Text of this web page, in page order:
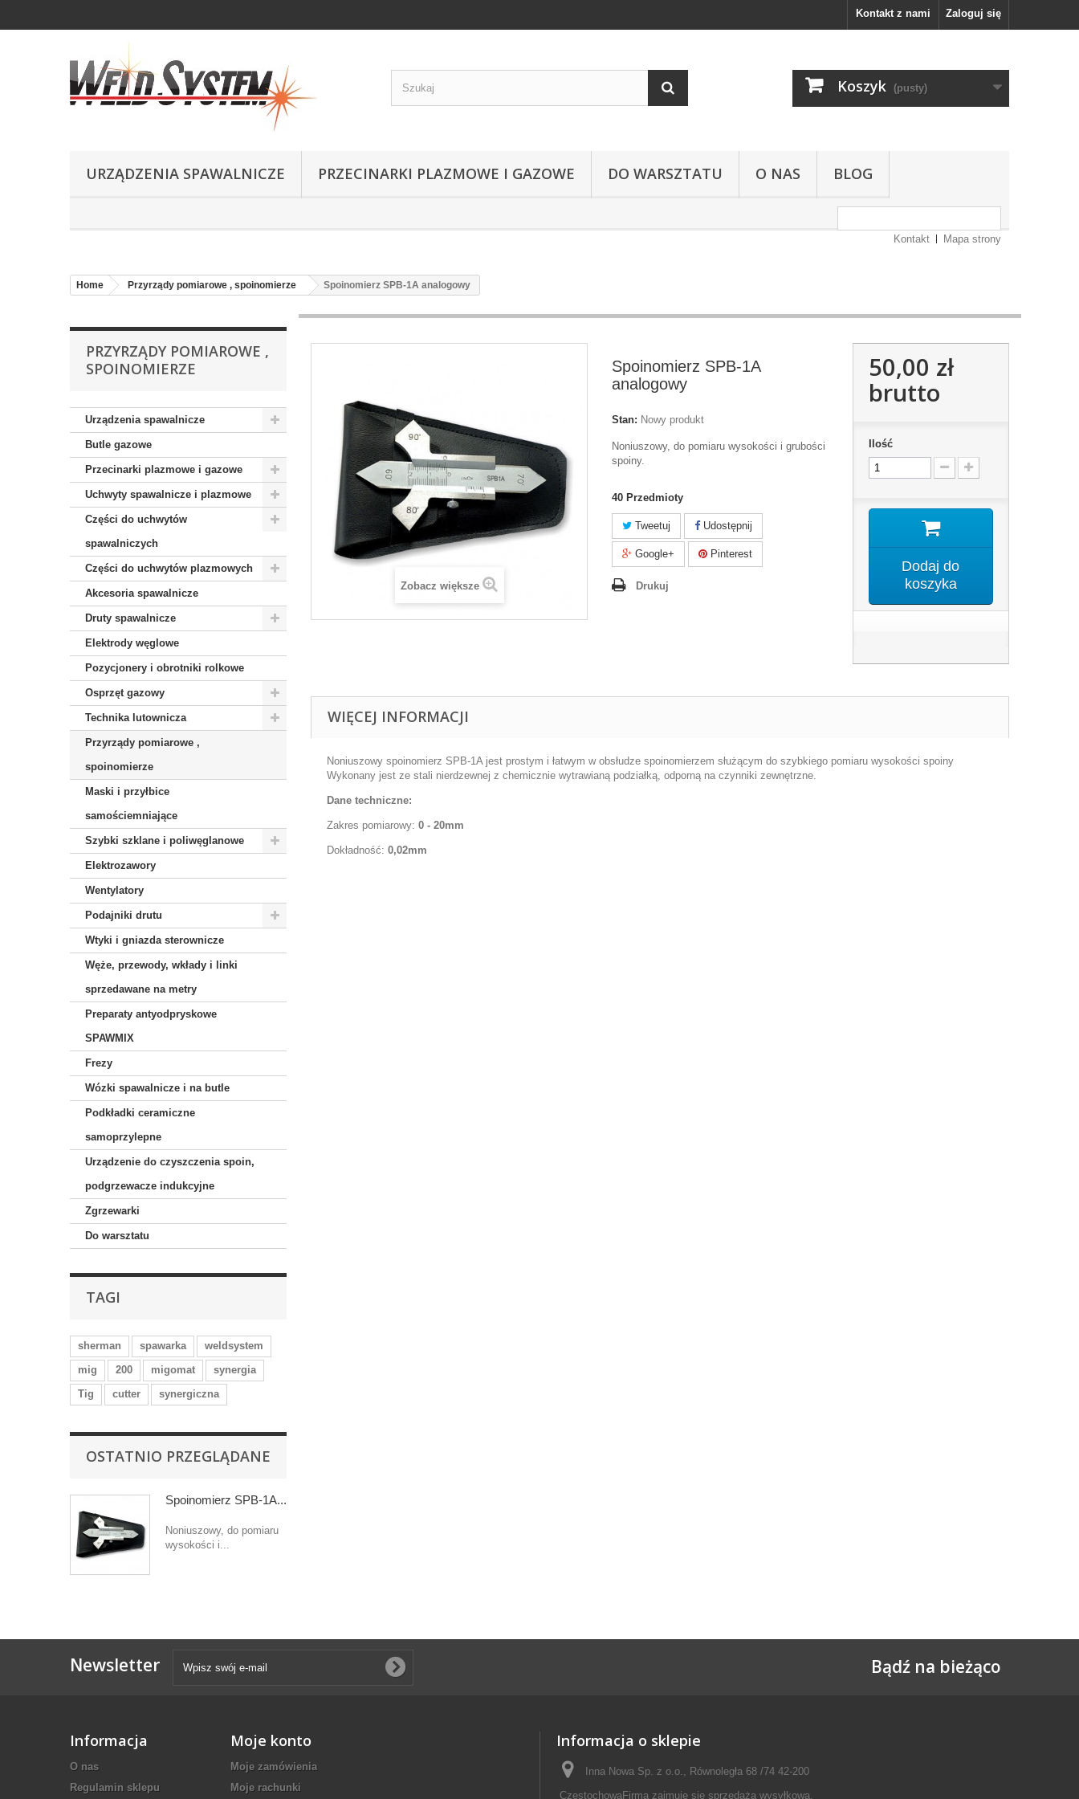
Zaloguj się
Kontakt z nami
Koszyk (pusty)
URZĄDZENIA SPAWALNICZE PRZECINARKI PLAZMOWE I GAZOWE DO WARSZTATU O NAS BLOG
Kontakt Mapa strony
Home Przyrządy pomiarowe , spoinomierze Spoinomierz SPB-1A analogowy
PRZYRZĄDY POMIAROWE ,
SPOINOMIERZE
Urządzenia spawalnicze
Butle gazowe
Przecinarki plazmowe i gazowe
Uchwyty spawalnicze i plazmowe
Części do uchwytów
spawalniczych
Części do uchwytów plazmowych
Akcesoria spawalnicze
Druty spawalnicze
Elektrody węglowe
Pozycjonery i obrotniki rolkowe
Osprzęt gazowy
Technika lutownicza
Przyrządy pomiarowe ,
spoinomierze
Maski i przyłbice
samościemniające
Szybki szklane i poliwęglanowe
Elektrozawory
Wentylatory
Podajniki drutu
Wtyki i gniazda sterownicze
Węże, przewody, wkłady i linki
sprzedawane na metry
Preparaty antyodpryskowe
SPAWMIX
Frezy
Wózki spawalnicze i na butle
Podkładki ceramiczne
samoprzylepne
Urządzenie do czyszczenia spoin,
podgrzewacze indukcyjne
Zgrzewarki
Do warsztatu
TAGI
sherman spawarka
weldsystem
mig
200 migomat
synergia
Tig
cutter synergiczna
OSTATNIO PRZEGLĄDANE
Spoinomierz SPB-1A...
Noniuszowy, do pomiaru
wysokości i...
Zobacz większe
Spoinomierz SPB-1A
analogowy
Stan: Nowy produkt
Noniuszowy, do pomiaru wysokości i grubości
spoiny.
40 Przedmioty
Tweetuj Udostępnij
Google+ Pinterest
Drukuj
50,00 zł
brutto
Ilość
Dodaj do
koszyka
WIĘCEJ INFORMACJI
Noniuszowy spoinomierz SPB-1A jest prostym i łatwym w obsłudze spoinomierzem służącym do szybkiego pomiaru wysokości spoiny
Wykonany jest ze stali nierdzewnej z chemicznie wytrawianą podziałką, odporną na czynniki zewnętrzne.
Dane techniczne:
Zakres pomiarowy: 0 - 20mm
Dokładność: 0,02mm
Newsletter Bądź na bieżąco
Informacja
O nas
Regulamin sklepu
Moje konto
Moje zamówienia
Moje rachunki
Informacja o sklepie
Inna Nowa Sp. z o.o., Równoległa 68 /74 42-200
CzęstochowaFirma zajmuje się sprzedażą wysyłkową.